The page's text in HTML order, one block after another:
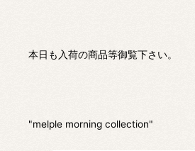
本日も入荷の商品等御覧下さい。
"melple morning collection"